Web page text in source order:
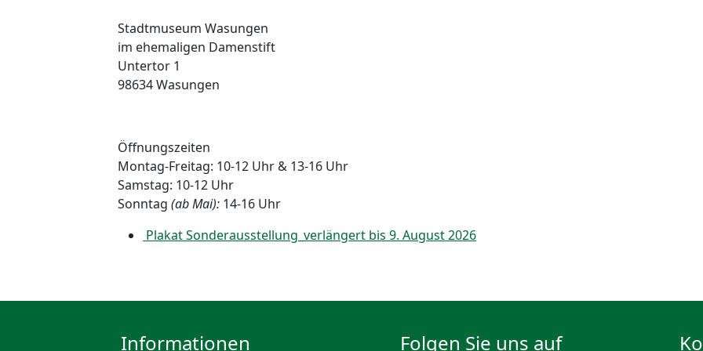
Stadtmuseum Wasungen
im ehemaligen Damenstift
Untertor 1
98634 Wasungen
Öffnungszeiten
Montag-Freitag: 10-12 Uhr & 13-16 Uhr
Samstag: 10-12 Uhr
Sonntag (ab Mai): 14-16 Uhr
Plakat Sonderausstellung_verlängert bis 9. August 2026
Informationen Folgen Sie uns auf